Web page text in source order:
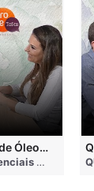
QUINARÍ - Inalação de Óleos Essenciais e Seus Benefícios
QUINARÍ - Óleos Essenciais e Aromaterapia